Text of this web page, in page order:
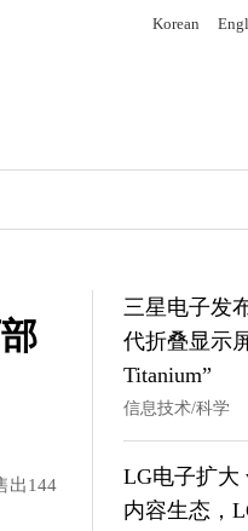
Korean
出144
三星电子发
代折叠显示
Titanium”
信息技术/科学
LG电子扩大
内容生态，